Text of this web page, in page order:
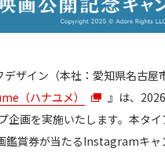
ザイン（本社：愛知県名古屋
（ハナユメ）
』は、
企画を実施いたします。本タ
賞券が当たるInstagramキャ